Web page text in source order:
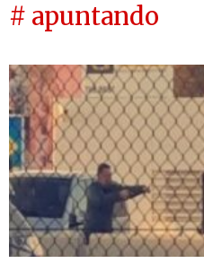
# apuntando